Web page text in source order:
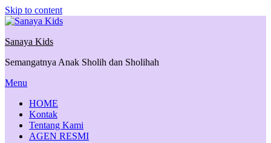
Skip to content
Sanaya Kids
Semangatnya Anak Sholih dan Sholihah
Menu
HOME
Kontak
Tentang Kami
AGEN RESMI